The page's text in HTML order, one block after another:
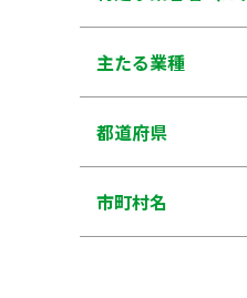
主たる業種
都道府県
市町村名